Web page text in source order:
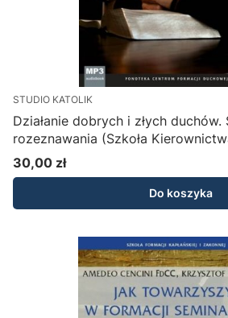
STUDIO KATOLIK
Działanie dobrych i złych duchów.
rozeznawania (Szkoła
Krzysztof Wons SDS (płyta CD
Cena
30,00 zł
Do koszyka